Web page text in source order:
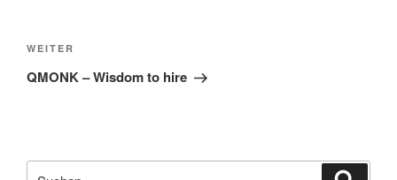
Nächster
Beitrag
WEITER
QMONK – Wisdom to hire